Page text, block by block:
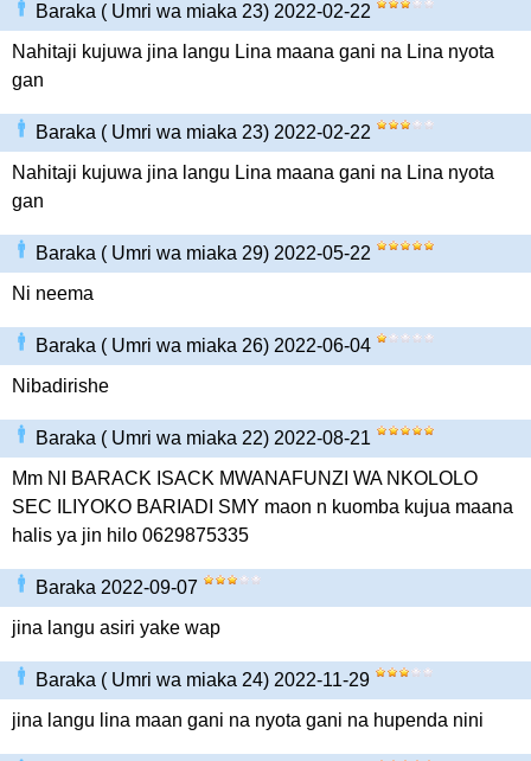
Baraka ( Umri wa miaka 23) 2022-02-22
Nahitaji kujuwa jina langu Lina maana gani na Lina nyota
gan
Baraka ( Umri wa miaka 23) 2022-02-22
Nahitaji kujuwa jina langu Lina maana gani na Lina nyota
gan
Baraka ( Umri wa miaka 29) 2022-05-22
Ni neema
Baraka ( Umri wa miaka 26) 2022-06-04
Nibadirishe
Baraka ( Umri wa miaka 22) 2022-08-21
Mm NI BARACK ISACK MWANAFUNZI WA NKOLOLO
SEC ILIYOKO BARIADI SMY maon n kuomba kujua maana
halis ya jin hilo 0629875335
Baraka 2022-09-07
jina langu asiri yake wap
Baraka ( Umri wa miaka 24) 2022-11-29
jina langu lina maan gani na nyota gani na hupenda nini